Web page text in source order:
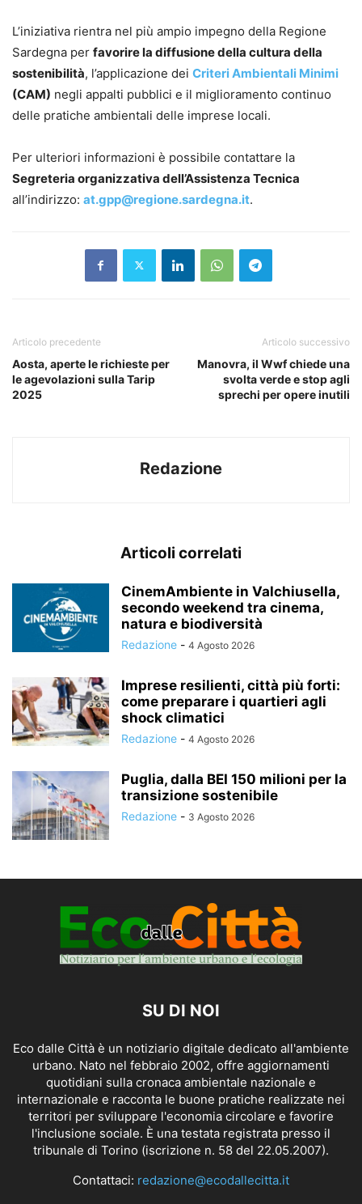
L’iniziativa rientra nel più ampio impegno della Regione
Sardegna per favorire la diffusione della cultura della
sostenibilità, l’applicazione dei Criteri Ambientali Minimi
(CAM) negli appalti pubblici e il miglioramento continuo
delle pratiche ambientali delle imprese locali.
Per ulteriori informazioni è possibile contattare la
Segreteria organizzativa dell’Assistenza Tecnica
all’indirizzo: at.gpp@regione.sardegna.it.
Articolo precedente
Aosta, aperte le richieste per
le agevolazioni sulla Tarip
2025
Articolo successivo
Manovra, il Wwf chiede una
svolta verde e stop agli
sprechi per opere inutili
Redazione
Articoli correlati
CinemAmbiente in Valchiusella,
secondo weekend tra cinema,
natura e biodiversità
Redazione - 4 Agosto 2026
Imprese resilienti, città più forti:
come preparare i quartieri agli
shock climatici
Redazione - 4 Agosto 2026
Puglia, dalla BEI 150 milioni per la
transizione sostenibile
Redazione - 3 Agosto 2026
SU DI NOI
Eco dalle Città è un notiziario digitale dedicato all'ambiente
urbano. Nato nel febbraio 2002, offre aggiornamenti
quotidiani sulla cronaca ambientale nazionale e
internazionale e racconta le buone pratiche realizzate nei
territori per sviluppare l'economia circolare e favorire
l'inclusione sociale. È una testata registrata presso il
tribunale di Torino (iscrizione n. 58 del 22.05.2007).
Contattaci: redazione@ecodallecitta.it